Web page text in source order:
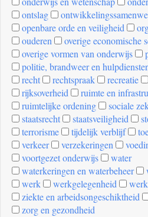
ontslag
openbare orde en veiligheid
ouderen
overige economische
overige vormen van onderwijs
politie, brandweer en
recht
rechtspraak recreatie
rijksoverheid
ruimte en
ruimtelijke ordening
sociale
staatsrecht
staatsveiligheid
terrorisme
tijdelijk verblijf
verkeer
verzekeringen
voortgezet onderwijs
water
waterkeringen en waterbeheer
werk
werkgelegenheid
ziekte en arbeidsongeschiktheid
zorg en gezondheid